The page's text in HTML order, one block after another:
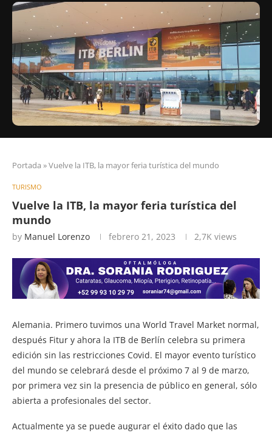
Portada »Vuelve la ITB, la mayor feria turística del mundo
TURISMO
Vuelve la ITB, la mayor feria turística del
mundo
by Manuel Lorenzo febrero 21, 2023 2,7K views
Alemania. Primero tuvimos una World Travel Market normal,
después Fitur y ahora la ITB de Berlín celebra su primera
edición sin las restricciones Covid. El mayor evento turístico
del mundo se celebrará desde el próximo 7 al 9 de marzo,
por primera vez sin la presencia de público en general, sólo
abierta a profesionales del sector.
Actualmente ya se puede augurar el éxito dado que las